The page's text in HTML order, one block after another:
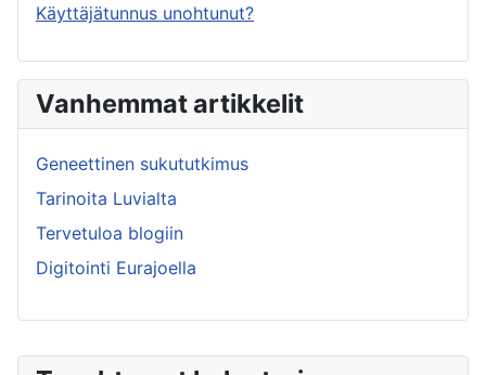
Käyttäjätunnus unohtunut?
Vanhemmat artikkelit
Geneettinen sukututkimus
Tarinoita Luvialta
Tervetuloa blogiin
Digitointi Eurajoella